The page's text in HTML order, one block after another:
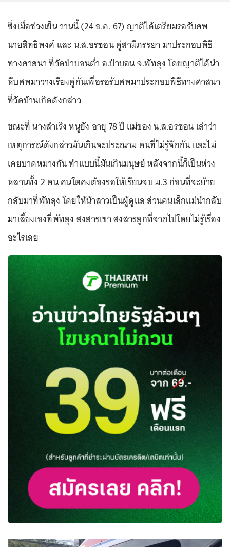
ซึ่งเมื่อช่วงเย็น วานนี้ (24 ธ.ค. 67) ญาติได้เตรียมรอรับศพ
นายสิทธิพงศ์ และ น.ส.อรชอน คู่สามีภรรยา มาประกอบพิธี
ทางศาสนา ที่วัดป่าบอนต่ำ อ.ป่าบอน จ.พัทลุง โดยญาติได้นำ
หีบศพมาวางเรียงคู่กันเพื่อรอรับศพมาประกอบพิธีทางศาสนา
ที่วัดบ้านเกิดดังกล่าว
ขณะที่ นางสำเริง หนูยัง อายุ 78 ปี แม่ของ น.ส.อรชอน เล่าว่า
เหตุการณ์ดังกล่าวมันเกินจะประณาม คนที่ไม่รู้จักกัน และไม่
เคยบาดหมางกัน ทำแบบนี้มันเกินมนุษย์ หลังจากนี้ก็เป็นห่วง
หลานทั้ง 2 คน คนโตคงต้องรอให้เรียนจบ ม.3 ก่อนที่จะย้าย
กลับมาที่พัทลุง โดยให้น้าสาวเป็นผู้ดูแล ส่วนคนเล็กแม่นำกลับ
มาเลี้ยงเองที่พัทลุง สงสารเขา สงสารลูกที่จากไปโดยไม่รู้เรื่อง
อะไรเลย